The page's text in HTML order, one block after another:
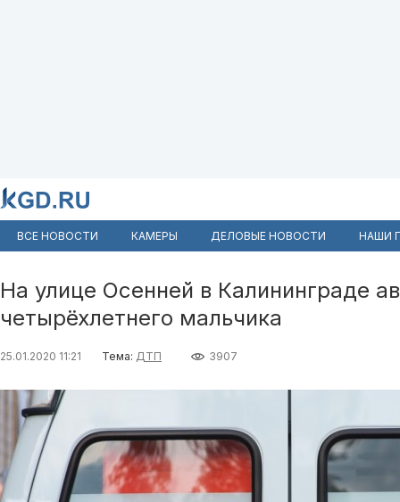
ВСЕ НОВОСТИ КАМЕРЫ ДЕЛОВЫЕ НОВОСТИ НАШИ
На улице Осенней в Калининграде
четырёхлетнего мальчика
25.01.2020 11:21 Тема: ДТП 3907